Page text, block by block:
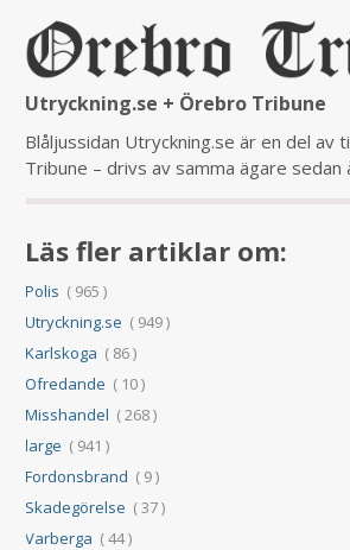
Utryckning.se + Örebro Tribune
Blåljussidan Utryckning.se är en del av
Tribune – drivs av samma ägare sedan
Läs fler artiklar om:
Polis ( 965 )
Utryckning.se ( 949 )
Karlskoga ( 86 )
Ofredande ( 10 )
Misshandel ( 268 )
large ( 941 )
Fordonsbrand ( 9 )
Skadegörelse ( 37 )
Varberga ( 44 )